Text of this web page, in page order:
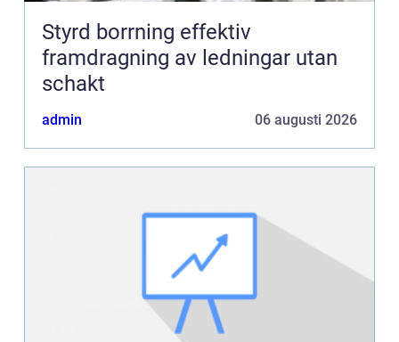
Styrd borrning effektiv
framdragning av ledningar utan
schakt
admin 06 augusti 2026